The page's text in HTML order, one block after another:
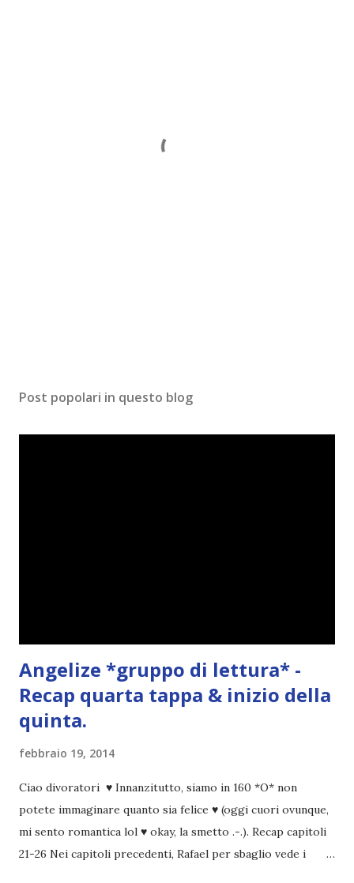
Post popolari in questo blog
Angelize *gruppo di lettura* -
Recap quarta tappa & inizio della
quinta.
febbraio 19, 2014
Ciao divoratori ♥ Innanzitutto, siamo in 160 *O* non
potete immaginare quanto sia felice ♥ (oggi cuori ovunque,
mi sento romantica lol ♥ okay, la smetto .-.). Recap capitoli
21-26 Nei capitoli precedenti, Rafael per sbaglio vede i